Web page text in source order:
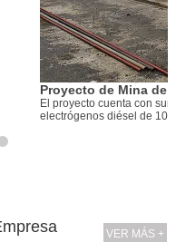
a las 24 horas.Cuatro grupos
total es 4MW
VER MÁS +